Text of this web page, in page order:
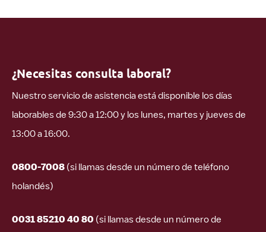
¿Necesitas consulta laboral?
Nuestro servicio de asistencia está disponible los días
laborables de 9:30 a 12:00 y los lunes, martes y jueves de
13:00 a 16:00.
0800-7008 (si llamas desde un número de teléfono
holandés)
0031 85210 40 80 (si llamas desde un número de